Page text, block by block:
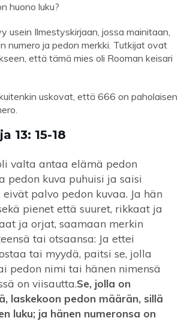
huono luku?
usein Ilmestyskirjaan, jossa mainitaan,
numero ja pedon merkki. Tutkijat ovat
että tämä mies oli Rooman keisari
uskovat, että 666 on paholaisen
13: 15-18
valta antaa elämä pedon
pedon kuva puhuisi ja saisi
palvo pedon kuvaa. Ja hän
pienet että suuret, rikkaat ja
ja orjat, saamaan merkin
tai otsaansa: Ja ettei
tai myydä, paitsi se, jolla
pedon nimi tai hänen nimensä
on viisautta.Se, jolla on
laskekoon pedon määrän, sillä
luku; ja hänen numeronsa on